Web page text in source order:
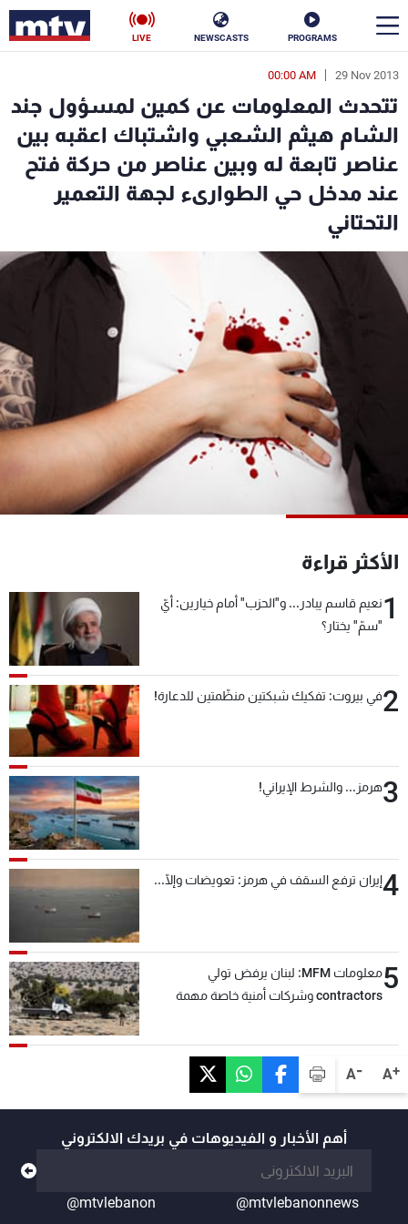
PROGRAMS
NEWSCASTS
LIVE
A+
A-
29 Nov 2013
00:00 AM
تتحدث المعلومات عن كمين لمسؤول جند
الشام هيثم الشعبي واشتباك اعقبه بين
عناصر تابعة له وبين عناصر من حركة فتح
عند مدخل حي الطوارىء لجهة التعمير
التحتاني
الأكثر قراءة
1نعيم قاسم يبادر... و"الحزب" أمام خيارين: أيّ
"سمّ" يختار؟
2في بيروت: تفكيك شبكتين منظّمتين للدعارة!
3هرمز... والشرط الإيراني!
4إيران ترفع السقف في هرمز: تعويضات وإلّا...
5
معلومات MFM: لبنان يرفض تولي
contractors وشركات أمنية خاصة مهمة
أهم الأخبار و الفيديوهات في بريدك الالكتروني
@mtvlebanonnews
@mtvlebanon
en
الأخبار
سياسة ناس
فن
منوعات رياضة
كأس العالم
جدول البرامج
شاهد البرامج
الترددات
عن MTV
لاعلاناتكم
وظائف